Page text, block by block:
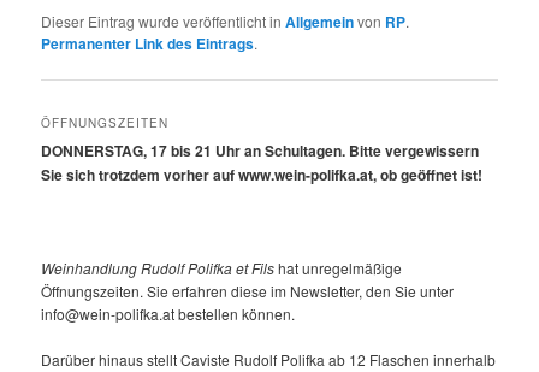
Dieser Eintrag wurde veröffentlicht inAllgemeinvon RP.
Permanenter Link des Eintrags.
ÖFFNUNGSZEITEN
DONNERSTAG, 17 bis 21 Uhr an Schultagen. Bitte vergewissern
Sie sich trotzdem vorher auf www.wein-polifka.at, ob geöffnet ist!
Weinhandlung Rudolf Polifka et Filshat unregelmäßige
Öffnungszeiten. Sie erfahren diese im Newsletter, den Sie unter
info@wein-polifka.at bestellen können.
Darüber hinaus stellt Caviste Rudolf Polifka ab 12 Flaschen innerhalb